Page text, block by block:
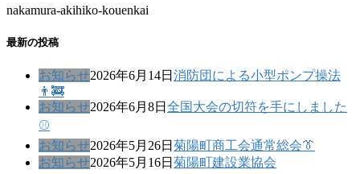
nakamura-akihiko-kouenkai
最新の投稿
お知らせ2026年6月14日 消防団による小型ポンプ操法
👨‍🚒
お知らせ2026年6月8日 全国大会の切符を手にしました
⚾
お知らせ2026年5月26日 菊陽町商工会通常総会👔
お知らせ2026年5月16日 菊陽町建設業協会